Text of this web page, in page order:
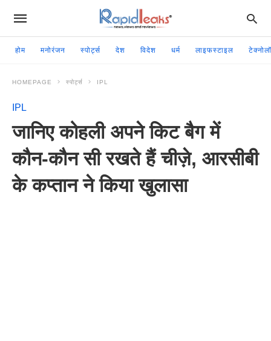
होम मनोरंजन स्पोर्ट्स देश विदेश धर्म लाइफस्टाइल
HOMEPAGE स्पोर्ट्स IPL
IPL
जानिए कोहली अपने किट बैग में
कौन-कौन सी रखते हैं चीज़े, आरसीबी
के कप्तान ने किया खुलासा